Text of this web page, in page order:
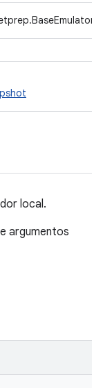
local.
argumentos